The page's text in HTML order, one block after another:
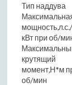
Тип наддува
мощность,л.с./
кВт при об/
крутящий
момент,Н*м
об/мин